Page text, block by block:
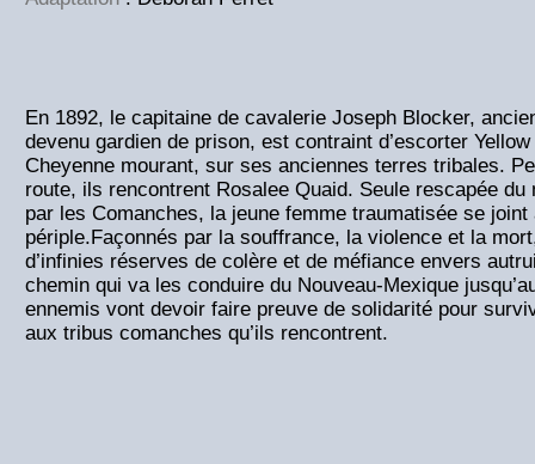
En 1892, le capitaine de cavalerie Joseph Blocker,
devenu gardien de prison, est contraint d’escorter
Cheyenne mourant, sur ses anciennes terres tribales.
route, ils rencontrent Rosalee Quaid. Seule rescapée
par les Comanches, la jeune femme traumatisée se joint
périple.Façonnés par la souffrance, la violence et la
d’infinies réserves de colère et de méfiance envers
chemin qui va les conduire du Nouveau-Mexique
ennemis vont devoir faire preuve de solidarité pour
aux tribus comanches qu’ils rencontrent.